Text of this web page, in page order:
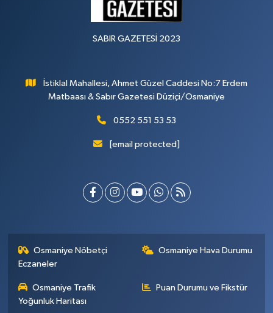
SABIR GAZETESİ 2023
İstiklal Mahallesi, Ahmet Güzel Caddesi No:7 Erdem
Matbaası & Sabır Gazetesi Düziçi/Osmaniye
0552 551 53 53
[email protected]
Osmaniye Nöbetçi
Eczaneler
Osmaniye Hava Durumu
Osmaniye Trafik
Yoğunluk Haritası
Puan Durumu ve Fikstür